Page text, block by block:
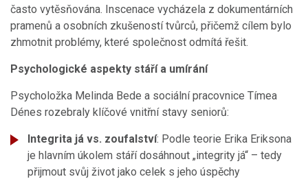
často vytěsňována. Inscenace vycházela z dokumentárních
pramenů a osobních zkušeností tvůrců, přičemž cílem bylo
zhmotnit problémy, které společnost odmítá řešit.
Psychologické aspekty stáří a umírání
Psycholožka Melinda Bede a sociální pracovnice Tímea
Dénes rozebraly klíčové vnitřní stavy seniorů:
Integrita já vs. zoufalství: Podle teorie Erika Eriksona
je hlavním úkolem stáří dosáhnout „integrity já“ – tedy
přijmout svůj život jako celek s jeho úspěchy